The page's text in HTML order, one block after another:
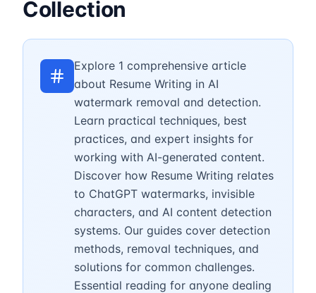
Collection
Explore 1 comprehensive article
about Resume Writing in AI
watermark removal and detection.
Learn practical techniques, best
practices, and expert insights for
working with AI-generated content.
Discover how Resume Writing relates
to ChatGPT watermarks, invisible
characters, and AI content detection
systems. Our guides cover detection
methods, removal techniques, and
solutions for common challenges.
Essential reading for anyone dealing